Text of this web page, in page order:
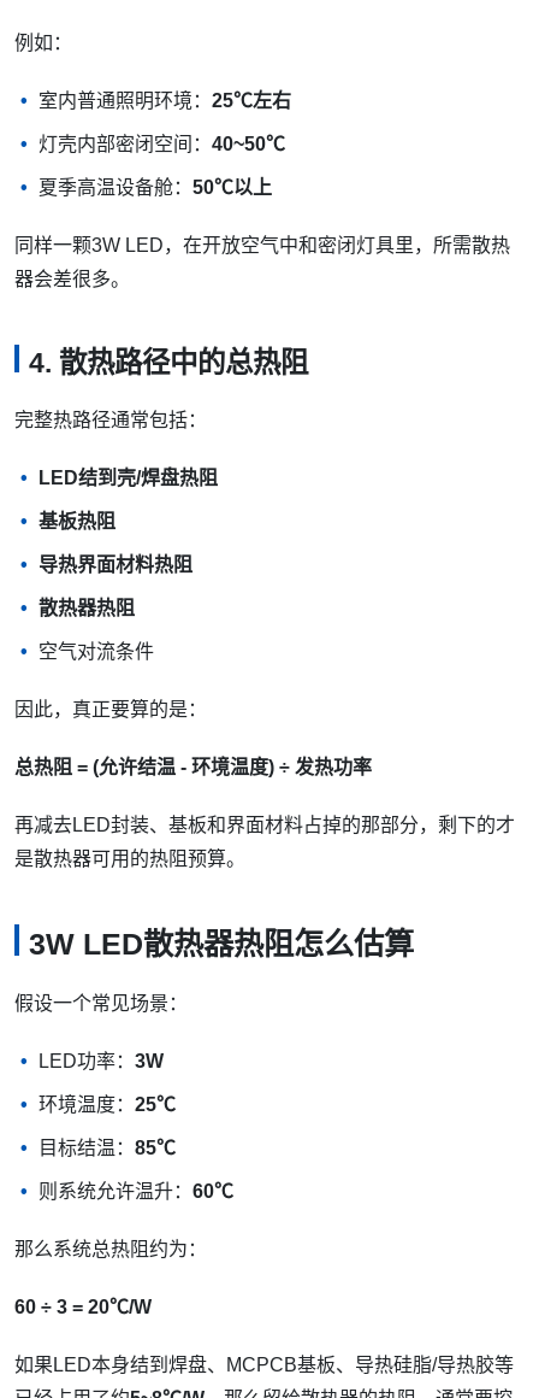
例如：
室内普通照明环境： 25℃左右
灯壳内部密闭空间： 40~50℃
夏季高温设备舱： 50℃以上
同样一颗3W LED，在开放空气中和密闭灯具里，所需散热
器会差很多。
4. 散热路径中的总热阻
完整热路径通常包括：
LED结到壳/焊盘热阻
基板热阻
导热界面材料热阻
散热器热阻
空气对流条件
因此，真正要算的是：
总热阻 = (允许结温 - 环境温度) ÷ 发热功率
再减去LED封装、基板和界面材料占掉的那部分，剩下的才
是散热器可用的热阻预算。
3W LED散热器热阻怎么估算
假设一个常见场景：
LED功率： 3W
环境温度： 25℃
目标结温： 85℃
则系统允许温升： 60℃
那么系统总热阻约为：
60 ÷ 3 = 20℃/W
如果LED本身结到焊盘、MCPCB基板、导热硅脂/导热胶等